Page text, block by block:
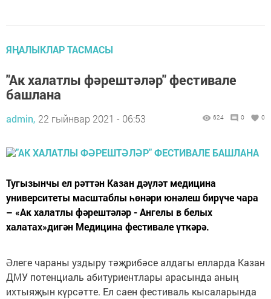
ЯҢАЛЫКЛАР ТАСМАСЫ
"Ак халатлы фәрештәләр" фестивале
башлана
admin, 22 гыйнвар 2021 - 06:53 624 0 0
Тугызынчы ел рәттән Казан дәүләт медицина
университеты масштаблы һөнәри юнәлеш бирүче чара
– «Ак халатлы фәрештәләр - Ангелы в белых
халатах»дигән Медицина фестивале үткәрә.
Әлеге чараны уздыру тәҗрибәсе алдагы елларда Казан
ДМУ потенциаль абитуриентлары арасында аның
ихтыяҗын күрсәтте. Ел саен фестиваль кысаларында